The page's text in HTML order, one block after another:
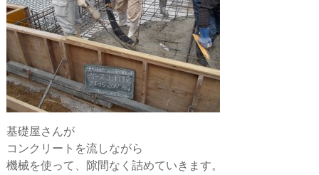
基礎屋さんが
コンクリートを流しながら
機械を使って、隙間なく詰めていきます。